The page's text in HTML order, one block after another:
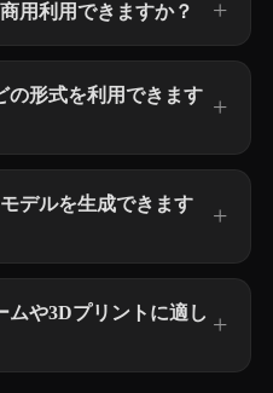
用利用できますか？
の形式を利用できます
デルを生成できます
ムや3Dプリントに適し